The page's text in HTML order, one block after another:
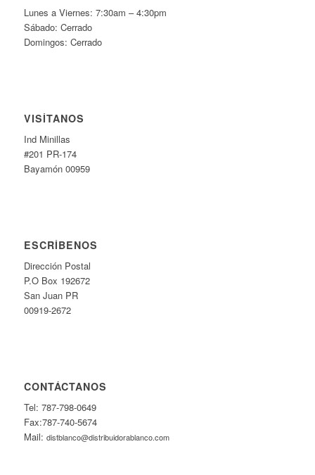
Lunes a Viernes: 7:30am – 4:30pm
Sábado: Cerrado
Domingos: Cerrado
VISÍTANOS
Ind Minillas
#201 PR-174
Bayamón 00959
ESCRÍBENOS
Dirección Postal
P.O Box 192672
San Juan PR
00919-2672
CONTÁCTANOS
Tel: 787-798-0649
Fax:787-740-5674
Mail: distblanco@distribuidorablanco.com